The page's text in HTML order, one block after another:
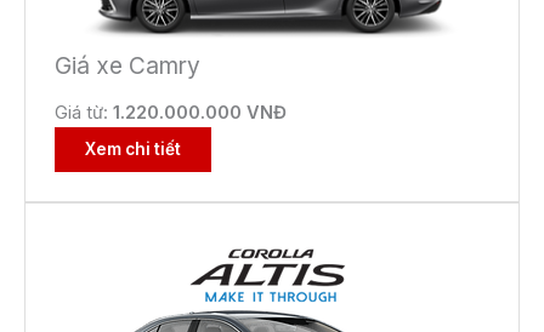
Giá xe Camry
Giá từ: 1.220.000.000 VNĐ
Xem chi tiết